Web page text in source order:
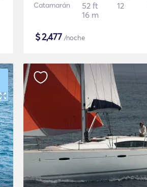
Catamarán
52 ft
16 m
12
$2,477 /noche